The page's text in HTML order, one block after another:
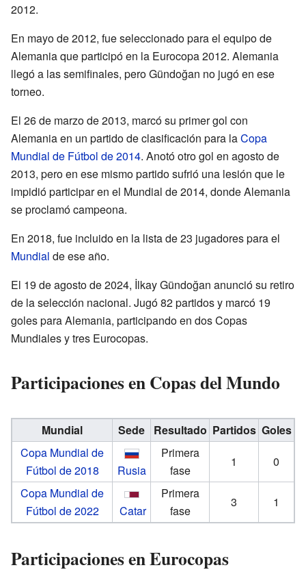
2012.
En mayo de 2012, fue seleccionado para el equipo de
Alemania que participó en la Eurocopa 2012. Alemania
llegó a las semifinales, pero Gündoğan no jugó en ese
torneo.
El 26 de marzo de 2013, marcó su primer gol con
Alemania en un partido de clasificación para laCopa
Mundial de Fútbol de 2014. Anotó otro gol en agosto de
2013, pero en ese mismo partido sufrió una lesión que le
impidió participar en el Mundial de 2014, donde Alemania
se proclamó campeona.
En 2018, fue incluido en la lista de 23 jugadores para el
Mundial de ese año.
El 19 de agosto de 2024, İlkay Gündoğan anunció su retiro
de la selección nacional. Jugó 82 partidos y marcó 19
goles para Alemania, participando en dos Copas
Mundiales y tres Eurocopas.
Participaciones en Copas del Mundo
Mundial Sede Resultado Partidos Goles
Copa Mundial de
Fútbol de 2018
Rusia
Primera
fase
1
0
Copa Mundial de
Fútbol de 2022
Catar
Primera
fase
3 1
Participaciones en Eurocopas